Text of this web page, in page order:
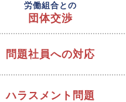
労働組合との
団体交渉
問題社員への対応
ハラスメント問題